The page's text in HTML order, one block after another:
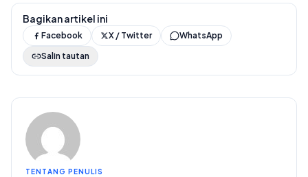
Bagikan artikel ini
Facebook X / Twitter
WhatsApp
Salin tautan
TENTANG PENULIS